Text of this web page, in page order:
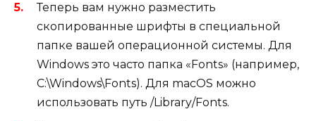
Теперь вам нужно разместить
скопированные шрифты в специальной
папке вашей операционной системы. Для
Windows это часто папка «Fonts» (например,
C:\Windows\Fonts). Для macOS можно
использовать путь /Library/Fonts.